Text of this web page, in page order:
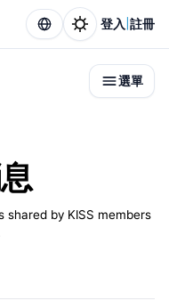
登入 註冊
選單
shared by KISS members